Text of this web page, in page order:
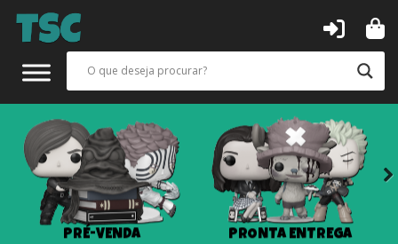
PRÉ-VENDA PRONTA ENTREGA